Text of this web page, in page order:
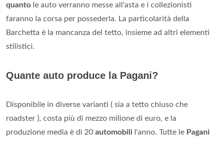
quanto le auto verranno messe all'asta e i collezionisti
faranno la corsa per possederla. La particolarità della
Barchetta è la mancanza del tetto, insieme ad altri elementi
stilistici.
Quante auto produce la Pagani?
Disponibile in diverse varianti ( sia a tetto chiuso che
roadster ), costa più di mezzo milione di euro, e la
produzione media è di 20 automobili l'anno. Tutte le Pagani